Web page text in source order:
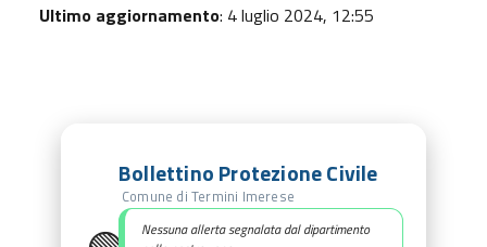
Ultimo aggiornamento: 4 luglio 2024, 12:55
Bollettino Protezione Civile
Comune di Termini Imerese
Nessuna allerta segnalata dal dipartimento